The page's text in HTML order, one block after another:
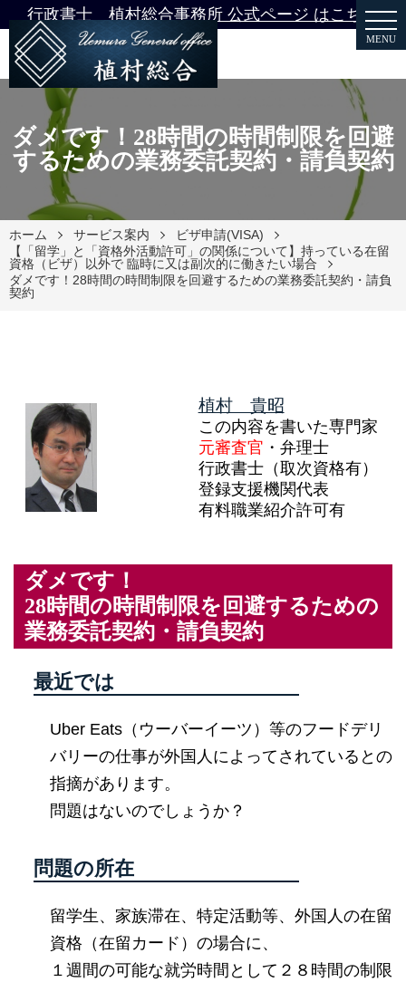
行政書士 植村総合事務所 公式ページ はこちら
MENU
ダメです！28時間の時間制限を回避
するための業務委託契約・請負契約
ホーム サービス案内
ビザ申請(VISA)
【「留学」と「資格外活動許可」の関係について】持っている在留
資格（ビザ）以外で 臨時に又は副次的に働きたい場合
ダメです！28時間の時間制限を回避するための業務委託契約・請負
契約
植村 貴昭
この内容を書いた専門家
元審査官 ・弁理士
行政書士（取次資格有）
登録支援機関代表
有料職業紹介許可有
ダメです！
28時間の時間制限を回避するための
業務委託契約・請負契約
最近では
Uber Eats（ウーバーイーツ）等のフードデリ
バリーの仕事が外国人によってされているとの
指摘があります。
問題はないのでしょうか？
問題の所在
留学生、家族滞在、特定活動等、外国人の在留
資格（在留カード）の場合に、
１週間の可能な就労時間として２８時間の制限